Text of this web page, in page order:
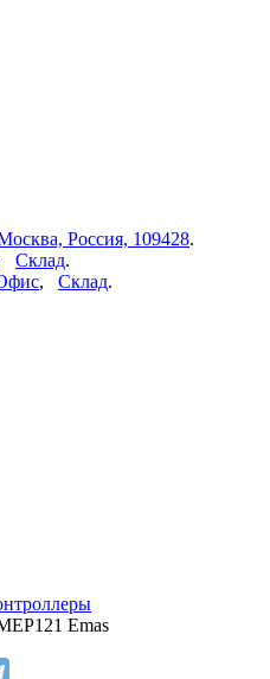
Россия, 109428.
Склад.
, Склад.
Emas